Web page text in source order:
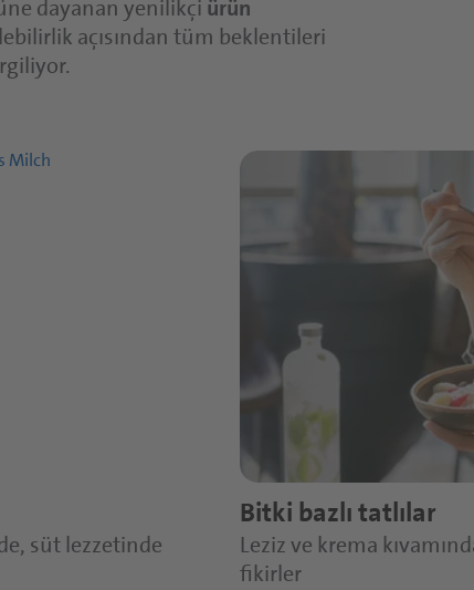
Sürülebilir Ürünler ve Soslar
dayanan yenilikçi ürün
açısından tüm beklentileri
süt lezzetinde
Bitki bazlı tatlılar
Leziz ve krema
fikirler